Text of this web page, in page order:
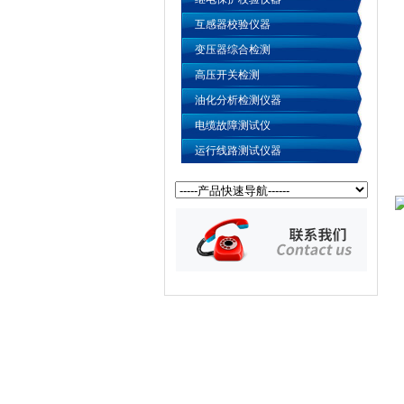
互感器校验仪器
变压器综合检测
高压开关检测
油化分析检测仪器
电缆故障测试仪
运行线路测试仪器